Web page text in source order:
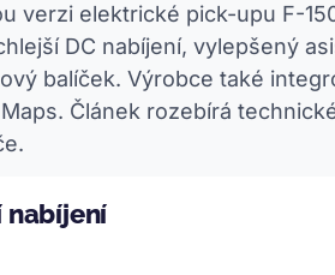
verzi elektrické pick-upu F-
DC nabíjení, vylepšený
balíček. Výrobce také
Článek rozebírá
nabíjení